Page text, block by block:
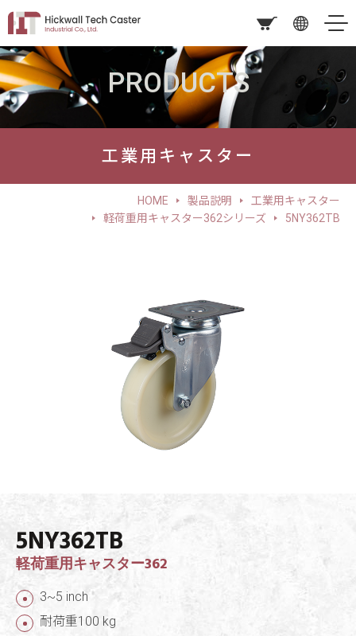
PRODUCTS
工業用キャスター
HOME 製品説明
工業用キャスター
軽荷重用キャスター362シリーズ
5NY362TB
5NY362TB
軽荷重用キャスター362
3~5 inch
耐荷重100 kg